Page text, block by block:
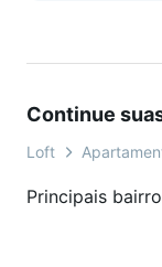
Continue
Loft